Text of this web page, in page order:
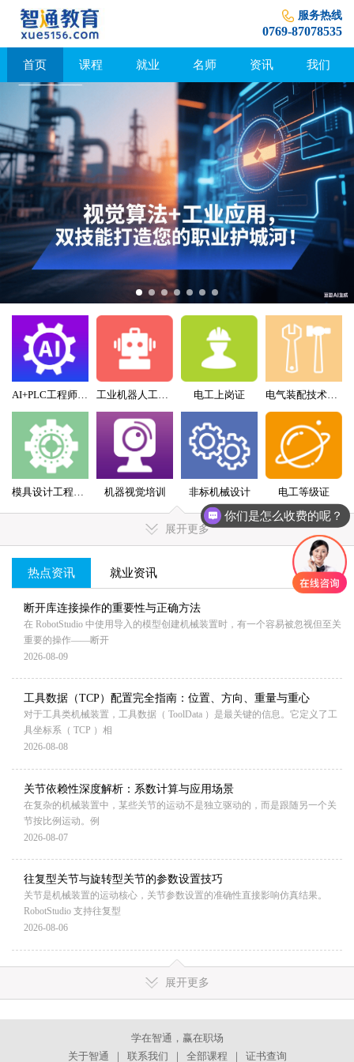
服务热线
0769-87078535
首页 课程 就业 名师 资讯 我们
AI+PLC工程师实战班 工业机器人工程师班 电工上岗证 电气装配技术员（配盘）特训班
机器视觉培训 非标机械设计 电工等级证
展开更多
MORE+
热点资讯 就业资讯
断开库连接操作的重要性与正确方法
在 RobotStudio 中使用导入的模型创建机械装置时，有一个容易被忽视但至关
重要的操作——断开
2026-08-09
工具数据（TCP）配置完全指南：位置、方向、重量与重心
对于工具类机械装置，工具数据（ ToolData ）是最关键的信息。它定义了工
具坐标系（ TCP ）相
2026-08-08
关节依赖性深度解析：系数计算与应用场景
在复杂的机械装置中，某些关节的运动不是独立驱动的，而是跟随另一个关
节按比例运动。例
2026-08-07
往复型关节与旋转型关节的参数设置技巧
关节是机械装置的运动核心，关节参数设置的准确性直接影响仿真结果。
RobotStudio 支持往复型
2026-08-06
展开更多
学在智通，赢在职场
关于智通
｜ 联系我们 ｜ 全部课程 ｜ 证书查询
你们是怎么收费的呢？